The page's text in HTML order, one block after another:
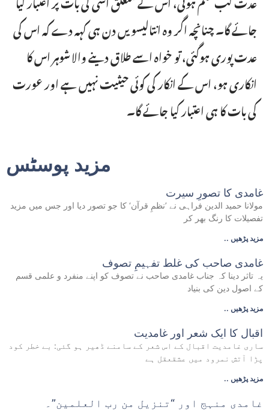
مزید پوسٹس
غامدی کا تصورِ سیرت
مولانا حمید الدین فراہی نے ’نظمِ قرآن‘ کا جو تصور دیا اور جس میں مزید
تفصیلات کا رنگ بھر کر
.. مزید پڑھیں
غامدی صاحب کی غلط تفہیمِ تصوف
یہ تاثر دینا کہ جناب غامدی صاحب نے تصوف کو اپنے منفرد و علمی قسم
کے اصول دین کی بنیاد
.. مزید پڑھیں
اقبال کا ایک شعر اور غامدیت
ساری غامدیت اقبال کے اس شعر کے سامنے ڈھیر ہو گئی: بے خطر کود
پڑا آتش نمرود میں عشقعقل ہے
.. مزید پڑھیں
غامدی منہج اور “تنزیل من رب العلمین”۔
جائے گا۔ چنانچہ اگر وہ انتالیسویں دن ہی کہہ دے کہ اس کی
عدت پوری ہوگئی، تو خواہ اسے طلاق دینے والا شوہر اس کا
انکاری ہو، اس کے انکار کی کوئی حیثیت نہیں ہے اور عورت
کی بات کا ہی اعتبار کیا جائے گا۔